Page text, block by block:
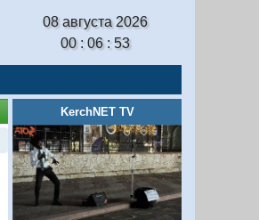
08 августа 2026
00 : 06 : 54
KerchNET TV